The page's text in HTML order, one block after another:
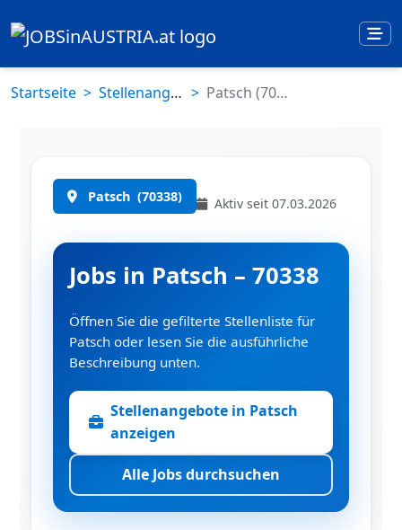
Startseite Stellenangebote Patsch (70338)
Patsch (70338) Aktiv seit 07.03.2026
Jobs in Patsch – 70338
Öffnen Sie die gefilterte Stellenliste für
Patsch oder lesen Sie die ausführliche
Beschreibung unten.
Stellenangebote in Patsch
anzeigen
Alle Jobs durchsuchen